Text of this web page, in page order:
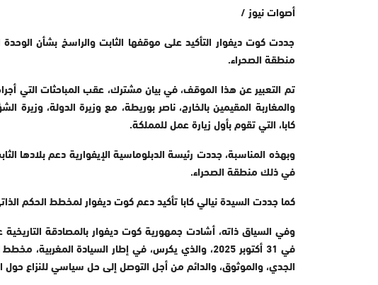
أصوات نيوز /
جددت كوت ديفوار التأكيد على موقفها الثابت والراسخ بشأن
منطقة الصحراء.
تم التعبير عن هذا الموقف، في بيان مشترك، عقب المباحثات التي
والمغاربة المقيمين بالخارج، ناصر بوريطة، مع وزيرة الدولة، وزيرة
كابا، التي تقوم بأول زيارة عمل للمملكة.
وبهذه المناسبة، جددت رئيسة الدبلوماسية الإيفوارية دعم بلادها
في ذلك منطقة الصحراء.
كما جددت السيدة نيالي كابا تأكيد دعم كوت ديفوار لمخطط الحكم
في 31 أكتوبر 2025، والذي يكرس، في إطار السيادة
الجدي، والموثوق، والدائم من أجل التوصل إلى حل سياسي للنزاع حول